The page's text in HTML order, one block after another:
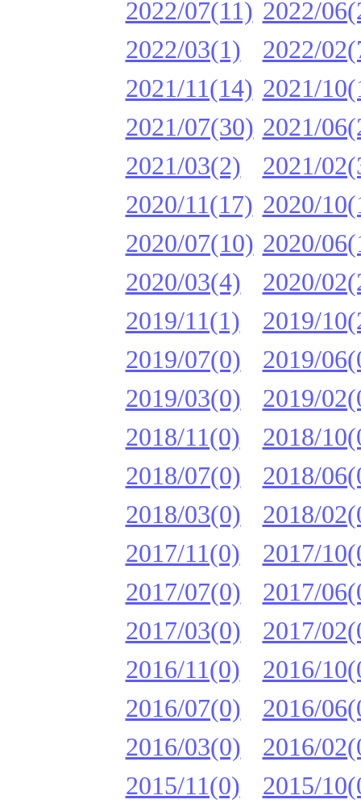
2022/07(11) 2022/
2022/03(1)
2022/
2021/11(14) 2021/
2021/07(30) 2021/
2021/03(2)
2021/
2020/11(17) 2020/
2020/07(10) 2020/
2020/03(4)
2020/
2019/11(1)
2019/
2019/07(0)
2019/
2019/03(0)
2019/
2018/11(0)
2018/
2018/07(0)
2018/
2018/03(0)
2018/
2017/11(0)
2017/
2017/07(0)
2017/
2017/03(0)
2017/
2016/11(0)
2016/
2016/07(0)
2016/
2016/03(0)
2016/
2015/11(0)
2015/